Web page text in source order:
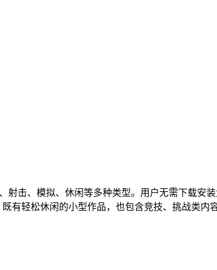
射击、模拟、休闲等多种类型。用户无需下载安
有轻松休闲的小型作品，也包含竞技、挑战类内